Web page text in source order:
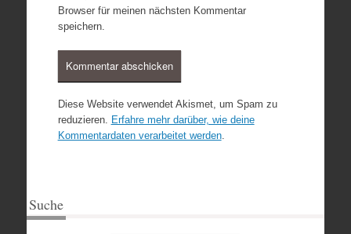
Browser für meinen nächsten Kommentar
speichern.
Diese Website verwendet Akismet, um Spam zu
reduzieren. Erfahre mehr darüber, wie deine
Kommentardaten verarbeitet werden.
Suche